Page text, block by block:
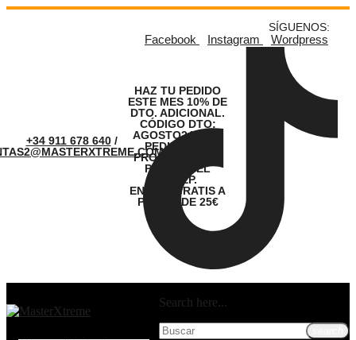
+34 911 678 640/
HAZ TU PEDIDO
ESTE MES 10% DE
DTO. ADICIONAL.
CÓDIGO DTO:
AGOSTO24. LOS
PEDIDOS SE
PROCESARÁN A
PARTIR DEL
01.SEP.
ENVÍOS GRATIS A
PARTIR DE 25€
SÍGUENOS:
Facebook Instagram Wordpress
Search here...